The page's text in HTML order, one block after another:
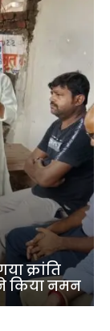
क्रांति
किया नमन